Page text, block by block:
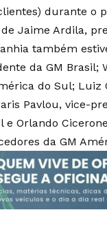
durante o
Jaime Ardila,
também
da GM Brasil;
do Sul; Luiz
Pavlou, vice-
e Orlando
da GM